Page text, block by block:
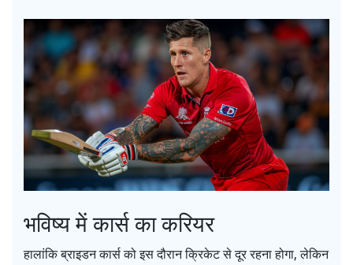
भविष्य में कार्स का करियर
हालांकि ब्राइडन कार्स को इस दौरान क्रिकेट से दूर रहना होगा, लेकिन